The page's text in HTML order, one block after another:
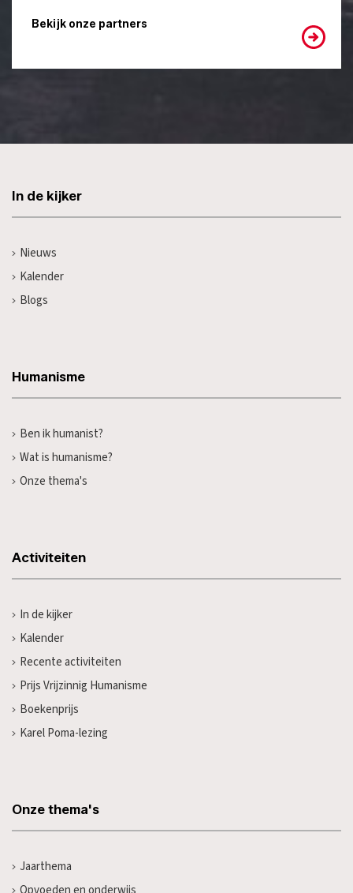
Bekijk onze partners
In de kijker
Nieuws
Kalender
Blogs
Humanisme
Ben ik humanist?
Wat is humanisme?
Onze thema's
Activiteiten
In de kijker
Kalender
Recente activiteiten
Prijs Vrijzinnig Humanisme
Boekenprijs
Karel Poma-lezing
Onze thema's
Jaarthema